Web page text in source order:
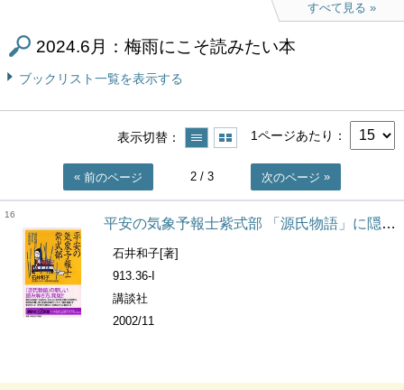
すべて見る
2024.6月：梅雨にこそ読みたい本
ブックリスト一覧を表示する
表示切替 1ページあたり
前のページ 2 / 3 次のページ
16
平安の気象予報士紫式部 「源氏物語」に隠された天気の科学 講談社+α新書 ; 130-1C
石井和子[著]
913.36-I
講談社
2002/11